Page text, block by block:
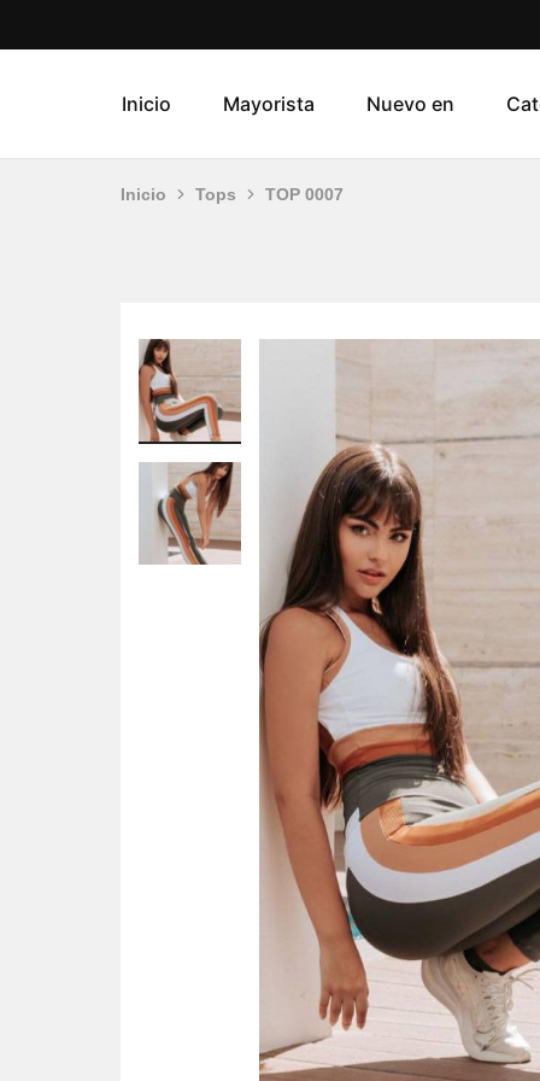
Inicio Mayorista Nuevo en
Inicio Tops TOP 0007